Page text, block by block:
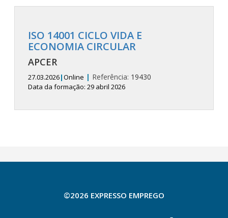
ISO 14001 CICLO VIDA E
ECONOMIA CIRCULAR
APCER
27.03.2026|Online | Referência: 19430
Data da formação: 29 abril 2026
©2026 EXPRESSO EMPREGO